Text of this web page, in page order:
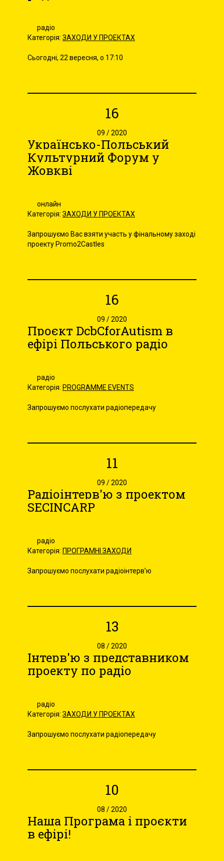
радіо
Категорія: ЗАХОДИ У ПРОЕКТАХ
Сьогодні, 22 вересня, о 17:10
16
09 / 2020
Українсько-Польський
Культурний Форум у
Жовкві
онлайн
Категорія: ЗАХОДИ У ПРОЕКТАХ
Запрошуємо Вас взяти участь у фінальному заході
проекту Promo2Castles
16
09 / 2020
Проєкт DcbCforAutism в
ефірі Польського радіо
радіо
Категорія: PROGRAMME EVENTS
Запрошуємо послухати радіопередачу
11
09 / 2020
Радіоінтерв'ю з проектом
SECINCARP
радіо
Категорія: ПРОГРАМНІ ЗАХОДИ
Запрошуємо послухати радіоінтерв’ю
13
08 / 2020
Інтерв'ю з представником
проекту по радіо
радіо
Категорія: ЗАХОДИ У ПРОЕКТАХ
Запрошуємо послухати радіопередачу
10
08 / 2020
Наша Програма і проєкти
в ефірі!